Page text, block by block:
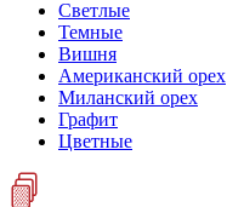
Светлые
Темные
Вишня
Американский орех
Миланский орех
Графит
Цветные